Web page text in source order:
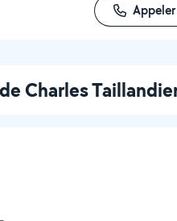
Appeler
Charles